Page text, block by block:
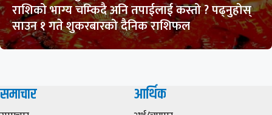
राशिको भाग्य चम्किदै अनि तपाईलाई कस्तो ? पढ्नुहोस्
साउन १ गते शुकरबारको दैनिक राशिफल
समाचार आर्थिक